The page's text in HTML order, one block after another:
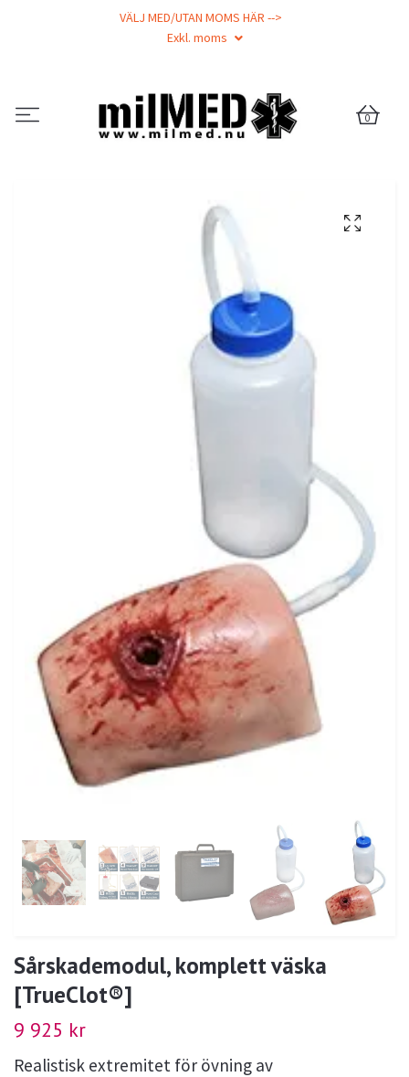
VÄLJ MED/UTAN MOMS HÄR -->
Exkl. moms
0
Sårskademodul, komplett väska
[TrueClot®]
9 925 kr
Realistisk extremitet för övning av